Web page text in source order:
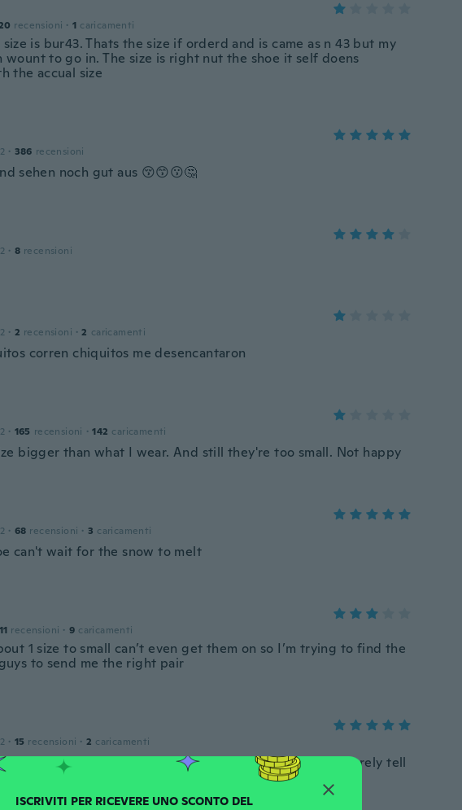
recensioni · 1 caricamenti
is bur43. Thats the size if orderd and is came as n 43 but my
wount to go in. The size is right nut the shoe it self doens
the accual size
· 386 recensioni
sehen noch gut aus 😚😙😗🤔
· 8 recensioni
· 2 recensioni · 2 caricamenti
corren chiquitos me desencantaron
· 165 recensioni · 142 caricamenti
bigger than what I wear. And still they're too small. Not happy
· 68 recensioni · 3 caricamenti
can't wait for the snow to melt
11 recensioni · 9 caricamenti
1 size to small can’t even get them on so I’m trying to find the
to send me the right pair
· 15 recensioni · 2 caricamenti
and lime green and they're so lightweight you can barely tell
awesome